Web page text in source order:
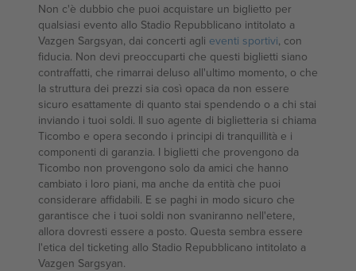
Non c'è dubbio che puoi acquistare un biglietto per
qualsiasi evento allo Stadio Repubblicano intitolato a
Vazgen Sargsyan, dai concerti agli eventi sportivi, con
fiducia. Non devi preoccuparti che questi biglietti siano
contraffatti, che rimarrai deluso all'ultimo momento, o che
la struttura dei prezzi sia così opaca da non essere
sicuro esattamente di quanto stai spendendo o a chi stai
inviando i tuoi soldi. Il suo agente di biglietteria si chiama
Ticombo e opera secondo i principi di tranquillità e i
componenti di garanzia. I biglietti che provengono da
Ticombo non provengono solo da amici che hanno
cambiato i loro piani, ma anche da entità che puoi
considerare affidabili. E se paghi in modo sicuro che
garantisce che i tuoi soldi non svaniranno nell'etere,
allora dovresti essere a posto. Questa sembra essere
l'etica del ticketing allo Stadio Repubblicano intitolato a
Vazgen Sargsyan.